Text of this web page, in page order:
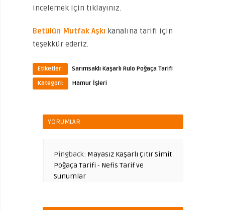
incelemek için tıklayınız.
Betülün Mutfak Aşkı kanalına tarifi için
teşekkür ederiz.
Etiketler:
Sarımsaklı Kaşarlı Rulo Poğaça Tarifi
Kategori:
Hamur İşleri
YORUMLAR
Pingback: Mayasız Kaşarlı Çıtır Simit
Poğaça Tarifi - Nefis Tarif ve
Sunumlar